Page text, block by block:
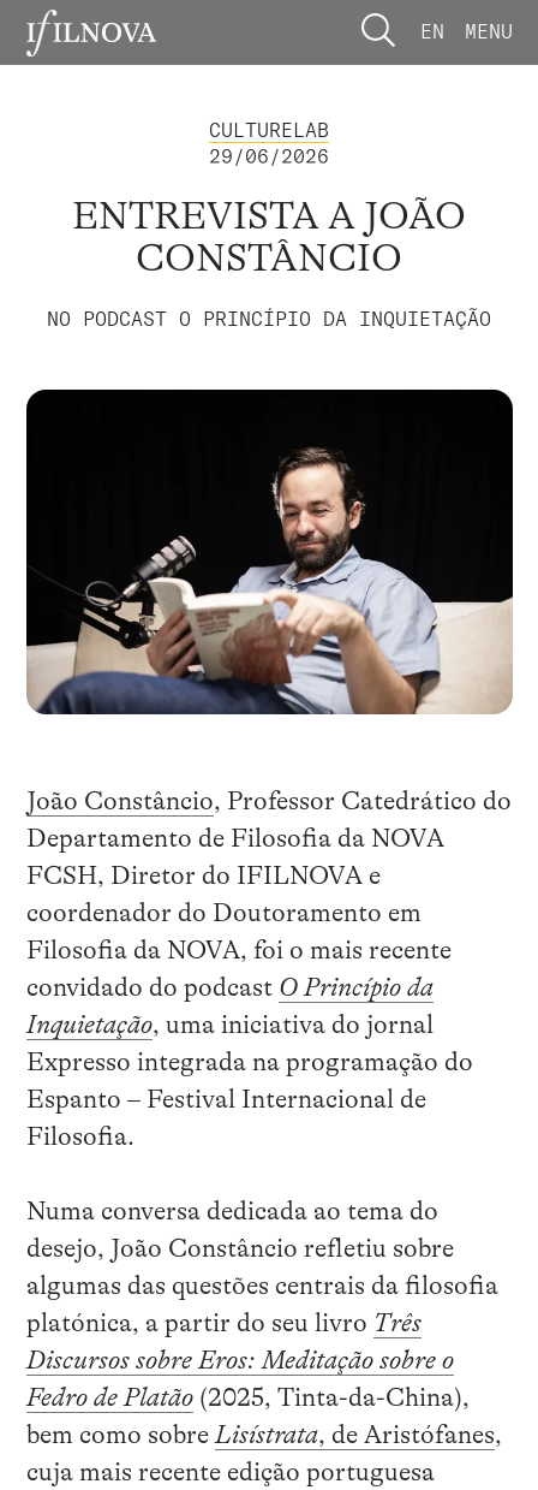
EN MENU
CULTURELAB
29/06/2026
ENTREVISTA A JOÃO
CONSTÂNCIO
NO PODCAST O PRINCÍPIO DA INQUIETAÇÃO
João Constâncio, Professor Catedrático do
Departamento de Filosofia da NOVA
FCSH, Diretor do IFILNOVA e
coordenador do Doutoramento em
Filosofia da NOVA, foi o mais recente
convidado do podcast O Princípio da
Inquietação, uma iniciativa do jornal
Expresso integrada na programação do
Espanto – Festival Internacional de
Filosofia.
Numa conversa dedicada ao tema do
desejo, João Constâncio refletiu sobre
algumas das questões centrais da filosofia
platónica, a partir do seu livro Três
Discursos sobre Eros: Meditação sobre o
Fedro de Platão(2025, Tinta-da-China),
bem como sobreLisístrata, de Aristófanes,
cuja mais recente edição portuguesa